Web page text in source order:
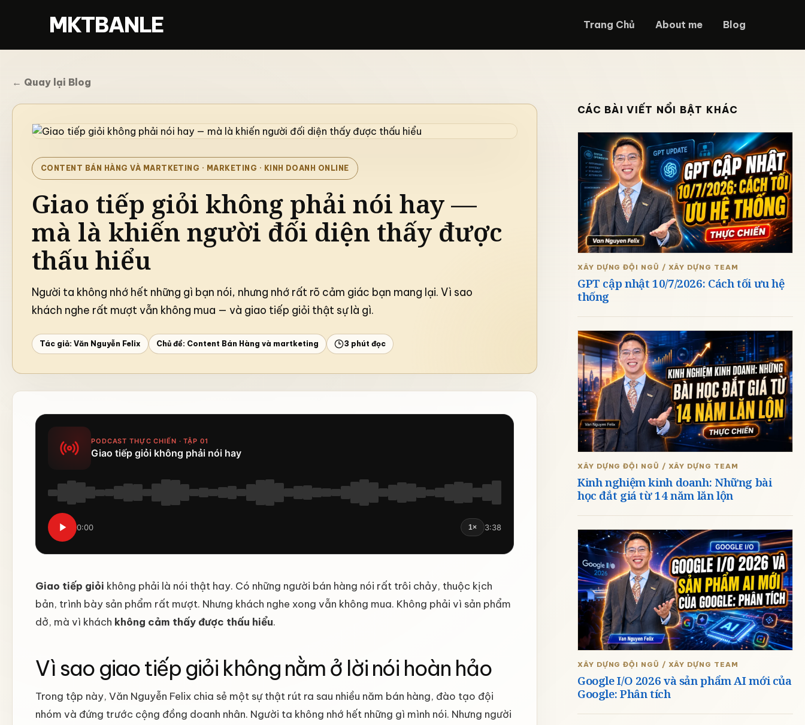
MKTBANLE Trang Chủ About me Blog
← Quay lại Blog
CONTENT BÁN HÀNG VÀ MARTKETING · MARKETING · KINH DOANH ONLINE
Giao tiếp giỏi không phải nói hay —
mà là khiến người đối diện thấy được
thấu hiểu
Người ta không nhớ hết những gì bạn nói, nhưng nhớ rất rõ cảm giác bạn mang lại. Vì sao
khách nghe rất mượt vẫn không mua — và giao tiếp giỏi thật sự là gì.
Tác giả: Văn Nguyễn Felix Chủ đề: Content Bán Hàng và martketing 3 phút đọc
Giao tiếp giỏi không phải là nói thật hay. Có những người bán hàng nói rất trôi chảy, thuộc kịch
bản, trình bày sản phẩm rất mượt. Nhưng khách nghe xong vẫn không mua. Không phải vì sản phẩm
dở, mà vì khách không cảm thấy được thấu hiểu.
Vì sao giao tiếp giỏi không nằm ở lời nói hoàn hảo
Trong tập này, Văn Nguyễn Felix chia sẻ một sự thật rút ra sau nhiều năm bán hàng, đào tạo đội
nhóm và đứng trước cộng đồng doanh nhân. Người ta không nhớ hết những gì mình nói. Nhưng người
CÁC BÀI VIẾT NỔI BẬT KHÁC
XÂY DỰNG ĐỘI NGŨ / XÂY DỰNG TEAM
GPT cập nhật 10/7/2026: Cách tối ưu hệ
thống
XÂY DỰNG ĐỘI NGŨ / XÂY DỰNG TEAM
Kinh nghiệm kinh doanh: Những bài
học đắt giá từ 14 năm lăn lộn
XÂY DỰNG ĐỘI NGŨ / XÂY DỰNG TEAM
Google I/O 2026 và sản phẩm AI mới của
Google: Phân tích
đầy biến động
Xây dựng sự chắc chắn trong một thế giới đầy biến động
Xây dựng sự chắc chắn trong một thế giới đầy biến động